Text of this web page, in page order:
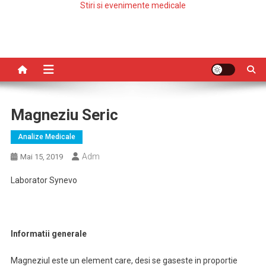
Stiri si evenimente medicale
Magneziu Seric
Analize Medicale
Mai 15, 2019 Adm
Laborator Synevo
Informatii generale
Magneziul este un element care, desi se gaseste in proportie